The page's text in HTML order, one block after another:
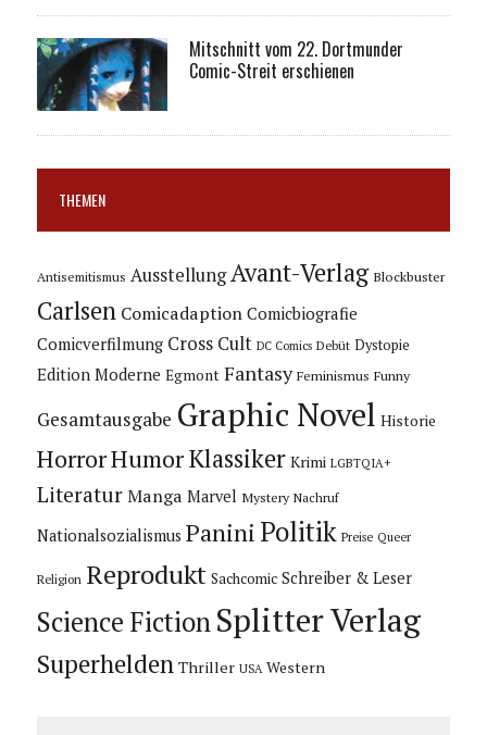
Mitschnitt vom 22. Dortmunder
Comic-Streit erschienen
THEMEN
Antisemitismus Ausstellung Avant-Verlag Blockbuster
Carlsen Comicadaption Comicbiografie
Comicverfilmung Cross Cult DC Comics Debüt Dystopie
Edition Moderne Egmont Fantasy Feminismus Funny
Gesamtausgabe Graphic Novel Historie
HorrorHumorKlassiker Krimi LGBTQIA+
Literatur Manga Marvel Mystery Nachruf
Nationalsozialismus Panini Politik Preise Queer
Religion Reprodukt Sachcomic Schreiber & Leser
Science Fiction Splitter Verlag
Superhelden Thriller USA Western